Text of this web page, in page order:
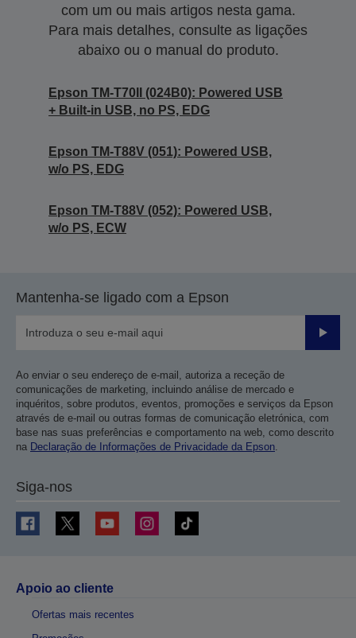
com um ou mais artigos nesta gama.
Para mais detalhes, consulte as ligações
abaixo ou o manual do produto.
Epson TM-T70II (024B0): Powered USB
+ Built-in USB, no PS, EDG
Epson TM-T88V (051): Powered USB,
w/o PS, EDG
Epson TM-T88V (052): Powered USB,
w/o PS, ECW
Mantenha-se ligado com a Epson
Enviar
Ao enviar o seu endereço de e-mail, autoriza a receção de
comunicações de marketing, incluindo análise de mercado e
inquéritos, sobre produtos, eventos, promoções e serviços da Epson
através de e-mail ou outras formas de comunicação eletrónica, com
base nas suas preferências e comportamento na web, como descrito
na Declaração de Informações de Privacidade da Epson.
Siga-nos
Apoio ao cliente
Ofertas mais recentes